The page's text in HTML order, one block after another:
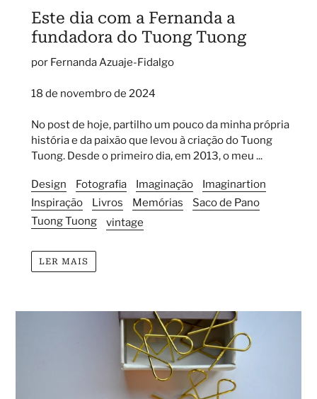
Este dia com a Fernanda a
fundadora do Tuong Tuong
por Fernanda Azuaje-Fidalgo
18 de novembro de 2024
No post de hoje, partilho um pouco da minha própria
história e da paixão que levou à criação do Tuong
Tuong. Desde o primeiro dia, em 2013, o meu ...
Design Fotografia Imaginação
Imaginartion
Inspiração
Livros Memórias
Saco de Pano
Tuong Tuong
vintage
LER MAIS